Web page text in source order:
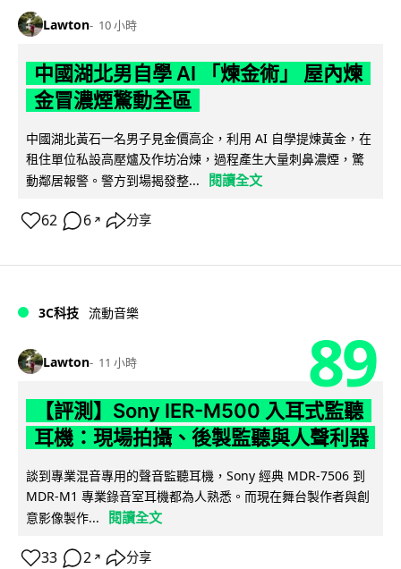
Lawton 10 小時
中國湖北男自學 AI 「煉金術」 屋內煉
金冒濃煙驚動全區
中國湖北黃石一名男子見金價高企，利用 AI 自學提煉黃金，在
租住單位私設高壓爐及作坊冶煉，過程產生大量刺鼻濃煙，驚
動鄰居報警。警方到場揭發整...
閱讀全文
62 6 ↗ 分享
3C科技 流動音樂
Lawton 11 小時 89
【評測】Sony IER-M500 入耳式監聽
耳機：現場拍攝、後製監聽與人聲利器
談到專業混音專用的聲音監聽耳機，Sony 經典 MDR-7506 到
MDR-M1 專業錄音室耳機都為人熟悉。而現在舞台製作者與創
意影像製作...
閱讀全文
33 2 ↗ 分享